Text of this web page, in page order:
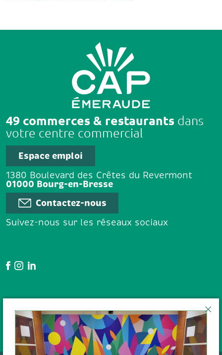
49 commerces & restaurants dans
votre centre commercial
Espace emploi
1380 Boulevard des Crêtes du Revermont
01000 Bourg-en-Bresse
Contactez-nous
Suivez-nous sur les réseaux sociaux
Google Avis
En poursuivant votre navigation
sur le site, vous acceptez l'